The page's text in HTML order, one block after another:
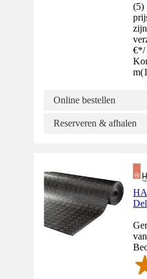
(5)
€*/
m(
Online bestellen
Reserveren & afhalen